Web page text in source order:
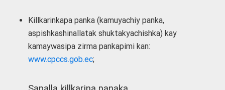
Killkarinkapa panka (kamuyachiy panka,
aspishkashinallatak shuktakyachishka) kay
kamaywasipa zirma pankapimi kan:
www.cpccs.gob.ec;